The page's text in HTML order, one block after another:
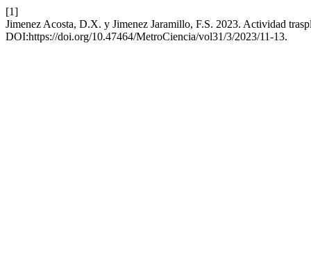
[1]
Jimenez Acosta, D.X. y Jimenez Jaramillo, F.S. 2023. Actividad
DOI:https://doi.org/10.47464/MetroCiencia/vol31/3/2023/11-13.